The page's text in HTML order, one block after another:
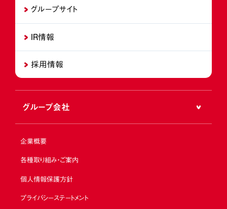
グループサイト
IR情報
採用情報
グループ会社
企業概要
各種取り組み・ご案内
個人情報保護方針
プライバシーステートメント